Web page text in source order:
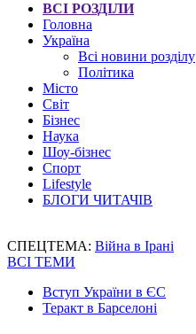
ВСІ РОЗДІЛИ
Головна
Україна
Всі новини розділу
Політика
Місто
Світ
Бізнес
Наука
Шоу-бізнес
Спорт
Lifestyle
БЛОГИ ЧИТАЧІВ
СПЕЦТЕМА: Війна в Ірані
ВСІ ТЕМИ
Вступ України в ЄС
Теракт в Барселоні